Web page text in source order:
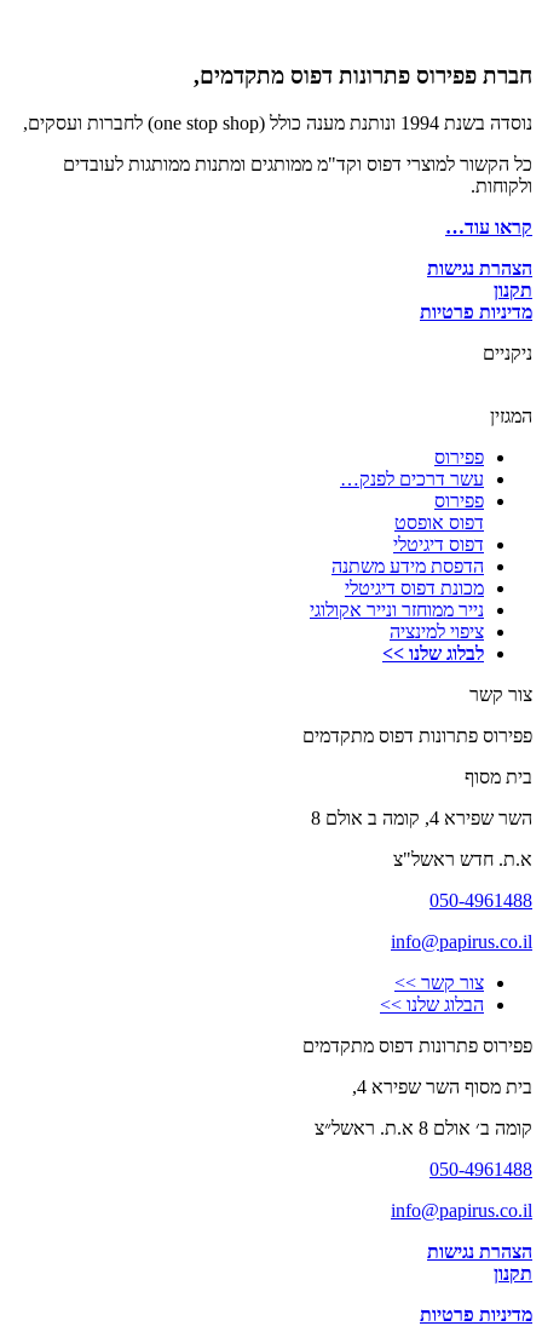
חברת פפירוס פתרונות דפוס מתקדמים,
נוסדה בשנת 1994 ונותנת מענה כולל (one stop shop) לחברות ועסקים,
כל הקשור למוצרי דפוס וקד"מ ממותגים ומתנות ממותגות לעובדים
ולקוחות.
קראו עוד…
הצהרת נגישות
תקנון
מדיניות פרטיות
ניקניים
המגזין
פפירוס
עשר דרכים לפנק…
פפירוס
דפוס אופסט
דפוס דיגיטלי
הדפסת מידע משתנה
מכונת דפוס דיגיטלי
נייר ממוחזר ונייר אקולוגי
ציפוי למינציה
לבלוג שלנו >>
צור קשר
פפירוס פתרונות דפוס מתקדמים
בית מסוף
השר שפירא 4, קומה ב אולם 8
א.ת. חדש ראשל"צ
050-4961488
info@papirus.co.il
צור קשר >>
הבלוג שלנו >>
פפירוס פתרונות דפוס מתקדמים
בית מסוף השר שפירא 4,
קומה ב׳ אולם 8 א.ת. ראשל״צ
050-4961488
info@papirus.co.il
הצהרת נגישות
תקנון
מדיניות פרטיות